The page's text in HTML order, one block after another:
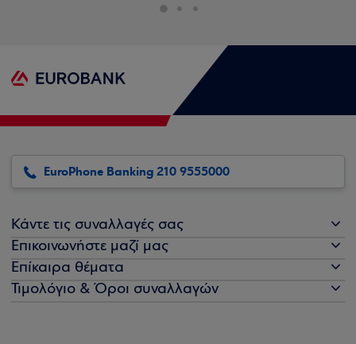
EuroPhone Banking 210 9555000
Κάντε τις συναλλαγές σας
Επικοινωνήστε μαζί μας
Επίκαιρα θέματα
Τιμολόγιο & Όροι συναλλαγών